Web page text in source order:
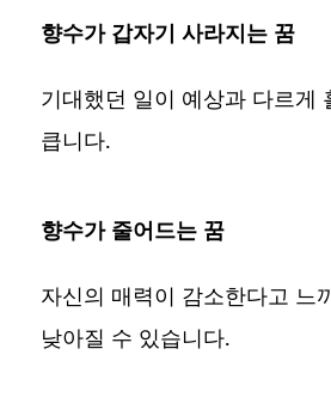
향수가 갑자기 사라지는 꿈
기대했던 일이 예상과 다르게
큽니다.
향수가 줄어드는 꿈
자신의 매력이 감소한다고 느
낮아질 수 있습니다.